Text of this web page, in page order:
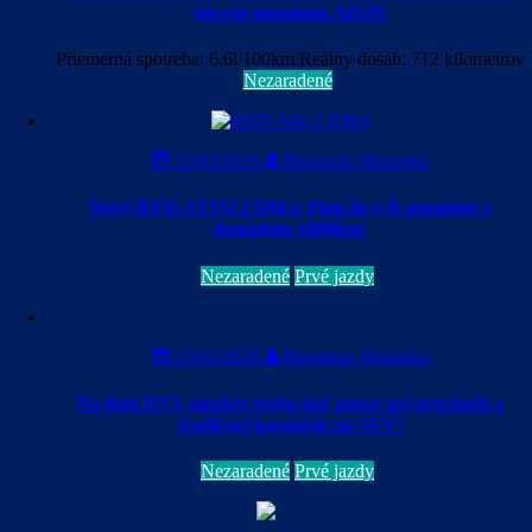
návrat automatu AISIN
Priemerná spotreba: 6.6l/100km Reálny dosah: 712 kilometrov
Nezaradené
23/03/2026 Benjamin Mazanka
Nový BYD ATTO 2 DM-i: Plug-In v B segmente s
dojazdom 1000km!
Nezaradené Prvé jazdy
23/02/2026 Benjamin Mazanka
Na tieto DVA aspekty treba dať pozor pri prechode z
tradičnej karosérie na SUV!
Nezaradené Prvé jazdy